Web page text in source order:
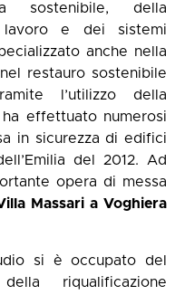
sostenibile, della
e dei sistemi
anche nella
restauro sostenibile
l’utilizzo della
effettuato numerosi
in sicurezza di edifici
del 2012. Ad
opera di messa
Massari a Voghiera
si è occupato del
riqualificazione